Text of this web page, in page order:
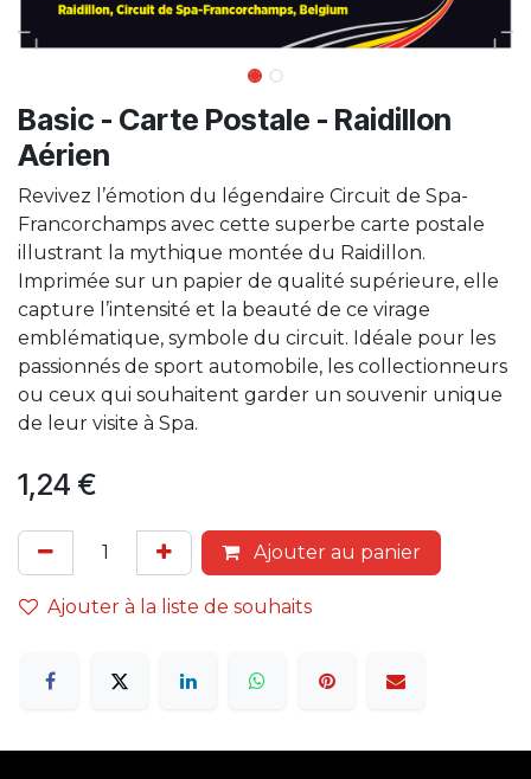
Basic - Carte Postale - Raidillon
Aérien
Revivez l’émotion du légendaire Circuit de Spa-
Francorchamps avec cette superbe carte postale
illustrant la mythique montée du Raidillon.
Imprimée sur un papier de qualité supérieure, elle
capture l’intensité et la beauté de ce virage
emblématique, symbole du circuit. Idéale pour les
passionnés de sport automobile, les collectionneurs
ou ceux qui souhaitent garder un souvenir unique
de leur visite à Spa.
1,24 €
Ajouter au panier
Ajouter à la liste de souhaits